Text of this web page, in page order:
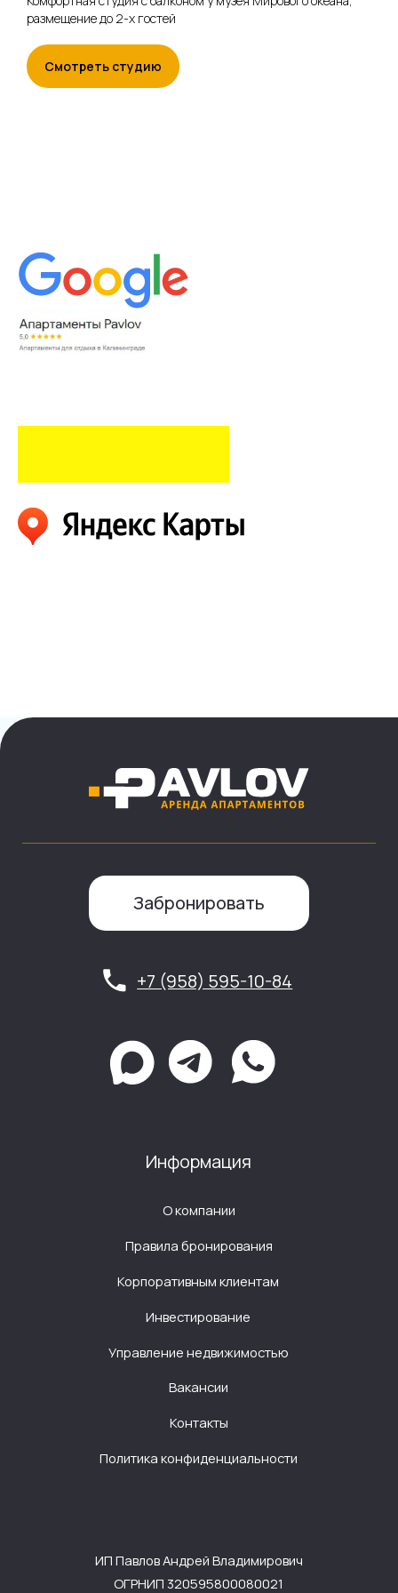
размещение до 2-х гостей
Смотреть студию
ИП Павлов Андрей Владимирович